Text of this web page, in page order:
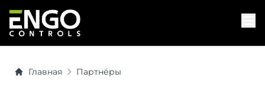
Главная Партнёры